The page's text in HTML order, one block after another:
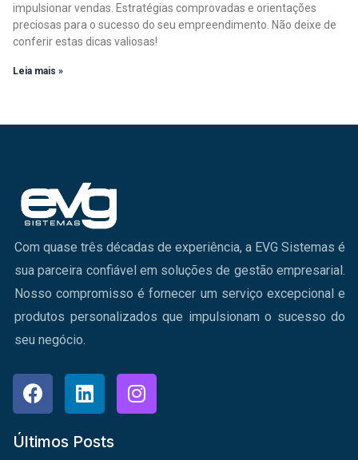
impulsionar vendas. Estratégias comprovadas e orientações
preciosas para o sucesso do seu empreendimento. Não deixe de
conferir estas dicas valiosas!
Leia mais »
Com quase três décadas de experiência, a EVG Sistemas é
sua parceira confiável em soluções de gestão empresarial.
Nosso compromisso é fornecer um serviço excepcional e
produtos personalizados que impulsionam o sucesso do
seu negócio.
Últimos Posts